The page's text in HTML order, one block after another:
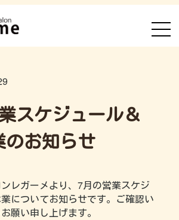
スケジュール＆
のお知らせ
レガーメより、7月の営業スケジ
についてお知らせです。ご確認い
願い申し上げます。